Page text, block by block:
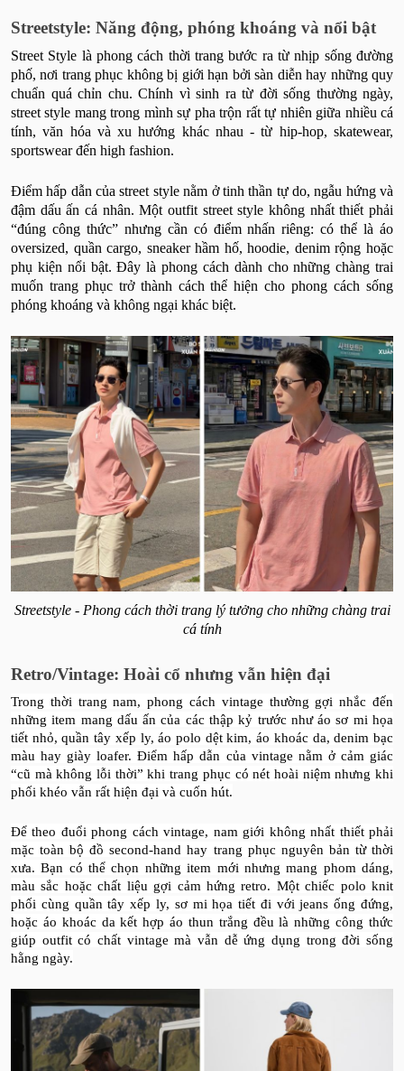
Streetstyle: Năng động, phóng khoáng và nổi bật
Street Style là phong cách thời trang bước ra từ nhịp sống đường
phố, nơi trang phục không bị giới hạn bởi sàn diễn hay những quy
chuẩn quá chỉn chu. Chính vì sinh ra từ đời sống thường ngày,
street style mang trong mình sự pha trộn rất tự nhiên giữa nhiều cá
tính, văn hóa và xu hướng khác nhau - từ hip-hop, skatewear,
sportswear đến high fashion.
Điểm hấp dẫn của street style nằm ở tinh thần tự do, ngẫu hứng và
đậm dấu ấn cá nhân. Một outfit street style không nhất thiết phải
“đúng công thức” nhưng cần có điểm nhấn riêng: có thể là áo
oversized, quần cargo, sneaker hầm hố, hoodie, denim rộng hoặc
phụ kiện nổi bật. Đây là phong cách dành cho những chàng trai
muốn trang phục trở thành cách thể hiện cho phong cách sống
phóng khoáng và không ngại khác biệt.
Streetstyle - Phong cách thời trang lý tưởng cho những chàng trai
cá tính
Retro/Vintage: Hoài cổ nhưng vẫn hiện đại
Trong thời trang nam, phong cách vintage thường gợi nhắc đến
những item mang dấu ấn của các thập kỷ trước như áo sơ mi họa
tiết nhỏ, quần tây xếp ly, áo polo dệt kim, áo khoác da, denim bạc
màu hay giày loafer. Điểm hấp dẫn của vintage nằm ở cảm giác
“cũ mà không lỗi thời” khi trang phục có nét hoài niệm nhưng khi
phối khéo vẫn rất hiện đại và cuốn hút.
Để theo đuổi phong cách vintage, nam giới không nhất thiết phải
mặc toàn bộ đồ second-hand hay trang phục nguyên bản từ thời
xưa. Bạn có thể chọn những item mới nhưng mang phom dáng,
màu sắc hoặc chất liệu gợi cảm hứng retro. Một chiếc polo knit
phối cùng quần tây xếp ly, sơ mi họa tiết đi với jeans ống đứng,
hoặc áo khoác da kết hợp áo thun trắng đều là những công thức
giúp outfit có chất vintage mà vẫn dễ ứng dụng trong đời sống
hằng ngày.